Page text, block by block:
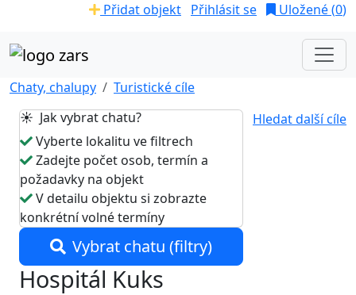
Přidat objekt Přihlásit se Uložené (0)
Chaty, chalupy
Turistické cíle
Hledat další cíle
☀️ Jak vybrat chatu?
Vyberte lokalitu ve filtrech
Zadejte počet osob, termín a
požadavky na objekt
V detailu objektu si zobrazte
konkrétní volné termíny
Vybrat chatu (filtry)
Hospitál Kuks